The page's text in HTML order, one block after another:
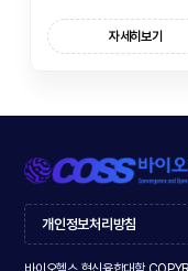
의약품 개발, 생산, 품질관
요한 실무 능력을 함양합니
자세히보기
개인정보처리방침